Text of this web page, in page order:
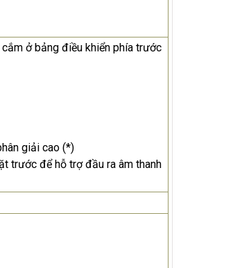
ở bảng điều khiển phía trước
giải cao (*)
trước để hỗ trợ đầu ra âm thanh